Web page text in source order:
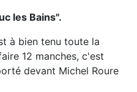
les Bains".
à bien tenu toute la
12 manches, c'est
devant Michel Roure